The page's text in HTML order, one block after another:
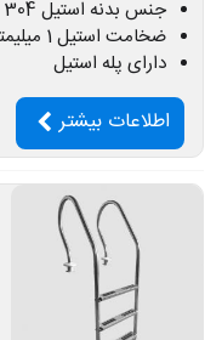
جنس بدنه استیل 304
ضخامت استیل 1 میلیمتر
دارای پله استیل
اطلاعات بیشتر